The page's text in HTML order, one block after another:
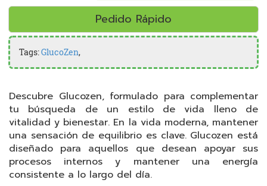
Pedido Rápido
Tags:GlucoZen,
Descubre Glucozen, formulado para complementar
tu búsqueda de un estilo de vida lleno de
vitalidad y bienestar. En la vida moderna, mantener
una sensación de equilibrio es clave. Glucozen está
diseñado para aquellos que desean apoyar sus
procesos internos y mantener una energía
consistente a lo largo del día.